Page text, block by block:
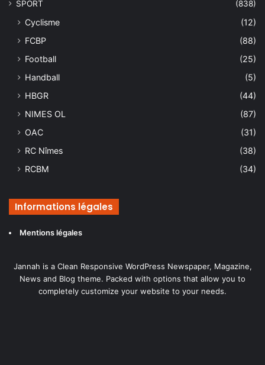
SPORT
(838)
Cyclisme
(12)
FCBP
(88)
Football
(25)
Handball
(5)
HBGR
(44)
NIMES OL
(87)
OAC
(31)
RC Nîmes
(38)
RCBM
(34)
Informations légales
Mentions légales
Jannah is a Clean Responsive WordPress Newspaper, Magazine,
News and Blog theme. Packed with options that allow you to
completely customize your website to your needs.